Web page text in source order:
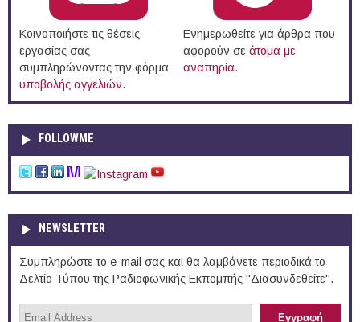
Κοινοποιήστε τις θέσεις
εργασίας σας
συμπληρώνοντας την φόρμα
υποβολής αγγελιών.
Ενημερωθείτε για άρθρα που
αφορούν σε άτομα με
αναπηρία.
FOLLOWME
NEWSLETTER
Συμπληρώστε το e-mail σας και θα λαμβάνετε περιοδικά το
Δελτίο Τύπου της Ραδιοφωνικής Εκπομπής "Διασυνδεθείτε".